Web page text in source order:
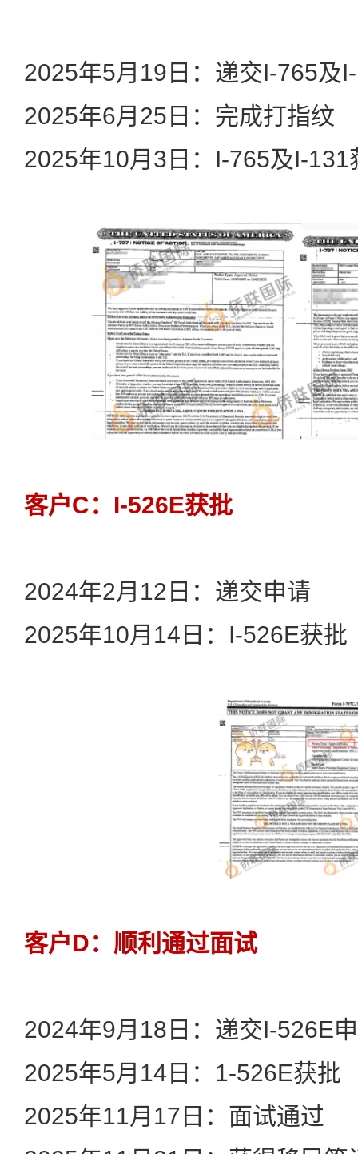
2025年5月19日：递交I-765及
2025年6月25日：完成打指纹
2025年10月3日：I-765及I-131
客户C：I-526E获批
2024年2月12日：递交申请
2025年10月14日：I-526E获批
客户D：顺利通过面试
2024年9月18日：递交I-526E
2025年5月14日：1-526E获批
2025年11月17日：面试通过